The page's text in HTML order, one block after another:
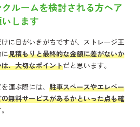
ルームを検討される方へア
します
に目がいきがちですが、ストレージ王
見積もりと最終的な金額に差がないか
、大切なポイントだと思います。
運ぶ際には、 駐車スペースやエレベー
無料サービスがあるかといった点も確